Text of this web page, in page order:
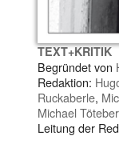
TEXT+KRITIK
Begründet von
Redaktion:
Ruckaberle,
Michael
Leitung der